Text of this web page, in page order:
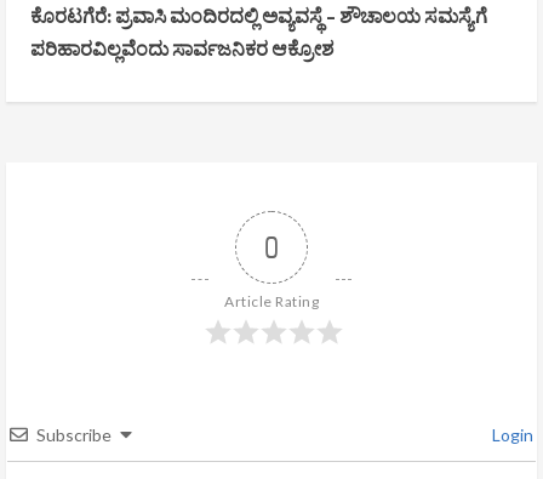
i
n
i
ಕೊರಟಗೆರೆ: ಪ್ರವಾಸಿ ಮಂದಿರದಲ್ಲಿ ಅವ್ಯವಸ್ಥೆ – ಶೌಚಾಲಯ ಸಮಸ್ಯೆಗೆ
ಪರಿಹಾರವಿಲ್ಲವೆಂದು ಸಾರ್ವಜನಿಕರ ಆಕ್ರೋಶ
0
Article Rating
Subscribe Login